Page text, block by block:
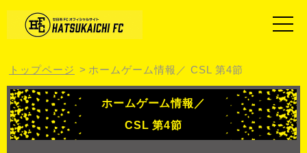
トップページ ホームゲーム情報／ CSL 第4節
ホームゲーム情報／
CSL 第4節